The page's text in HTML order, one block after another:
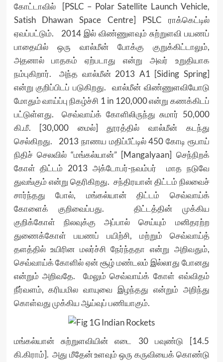
கோட்டாவில் [PSLC – Polar Satellite Launch Vehicle,
Satish Dhawan Space Centre] PSLC ராக்கெட்டில்
ஏவப்பட்டும். 2014 இல் விண்ணுளவும் சுற்றுளவி பயணப்
பாதையில் ஒரு வால்மீன் போக்கு குறுக்கிட்டாலும்,
அதனால் பாதகம் ஏற்படாது என்று அவர் உறுதியாக
நம்புகிறார். அந்த வால்மீன் 2013 A1 [Siding Spring]
என்று குறிப்பிடப் படுகிறது. வால்மீன் விண்ணுளவியோடு
மோதும் வாய்ப்பு நிகழ்ச்சி 1 in 120,000 என்று கணக்கிடப்
பட்டுள்ளது. செவ்வாய்க் கோளிலிருந்து சுமார் 50,000
கி.மீ. [30,000 மைல்] தூரத்தில் வால்மீன் கடந்து
செல்கிறது. 2013 நாணய மதிப்பீட்டில் 450 கோடி ரூபாய்
நிதிச் செலவில் “மங்கல்யான்” [Mangalyaan] செந்நிறக்
கோள் திட்டம் 2013 அக்டோபர்-நவம்பர் மாத நடுவே
துவங்கும் என்று தெரிகிறது. சந்திரயான் திட்டம் நிலவைச்
சார்ந்தது போல், மங்கல்யான் திட்டம் செவ்வாய்க்
கோளைக் குறிவைப்பது. திட்டத்தின் முக்கிய
குறிக்கோள் நிலவுக்கு அப்பால் செய்யும் மனிதரற்ற
துணைக்கோள் பயணப் பயிற்சி, மற்றும் செவ்வாய்த்
தளத்தில் உயிரின மலர்ச்சி நேர்ந்ததா என்று அறிவதும்,
செவ்வாய்க் கோளில் ஏன் சூழ் மண்டலம் இல்லாது போனது
என்றும் அறிவதே. மேலும் செவ்வாய்க் கோள் எவ்விதம்
நீர்வளம், கரியமில வாயுவை இழந்தது என்றும் அறிந்து
கொள்வது முக்கிய ஆய்வுப் பணியாகும்.
மங்கல்யான் சுற்றுளவியின் எடை 30 பவுண்டு [14.5
கி.கிராம்]. அது மீதேன் உளவும் ஒரு கருவியைக் கொண்டு